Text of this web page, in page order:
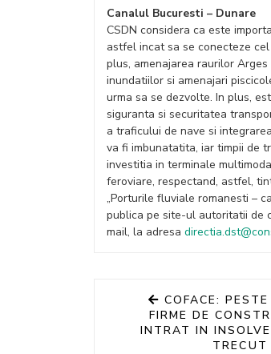
Canalul Bucuresti – Dunare
CSDN considera ca este
astfel incat sa se conecteze
plus, amenajarea raurilor
inundatiilor si amenajari
urma sa se dezvolte. In plus,
siguranta si securitatea
a traficului de nave si
va fi imbunatatita, iar timpii de
investitia in terminale
feroviare, respectand, astfel,
„Porturile fluviale romanesti –
publica pe site-ul autoritatii de
mail, la adresa
COFACE:
FIRME DE
INTRAT IN
TRECUT